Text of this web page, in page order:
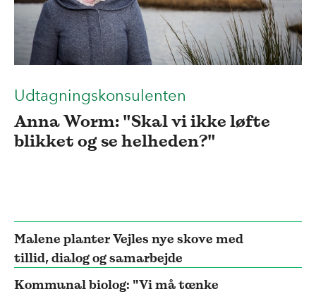
Udtagningskonsulenten
Anna Worm: "Skal vi ikke løfte
blikket og se helheden?"
Malene planter Vejles nye skove med
tillid, dialog og samarbejde
Kommunal biolog: "Vi må tænke